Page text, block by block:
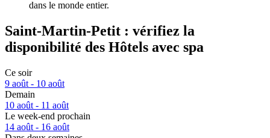
dans le monde entier.
Saint-Martin-Petit : vérifiez la
disponibilité des Hôtels avec spa
Ce soir
9 août - 10 août
Demain
10 août - 11 août
Le week-end prochain
14 août - 16 août